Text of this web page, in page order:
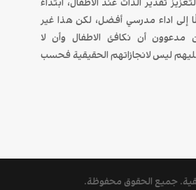
إلى اداء مدرسي أفضل، لكن هذا غير
مدعوون أن نكافئ الاطفال وأن لا
ليس لانجازاتهم الحقيقية فحسب
. جميع الحقوق محفوظة.